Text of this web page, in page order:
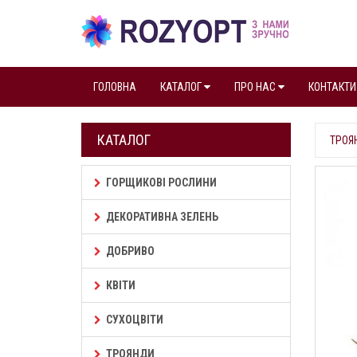
ГОЛОВНА КАТАЛОГ ПРО НАС КОНТАКТИ
КАТАЛОГ
ГОРЩИКОВІ РОСЛИНИ
ДЕКОРАТИВНА ЗЕЛЕНЬ
ДОБРИВО
КВІТИ
СУХОЦВІТИ
ТРОЯНДИ